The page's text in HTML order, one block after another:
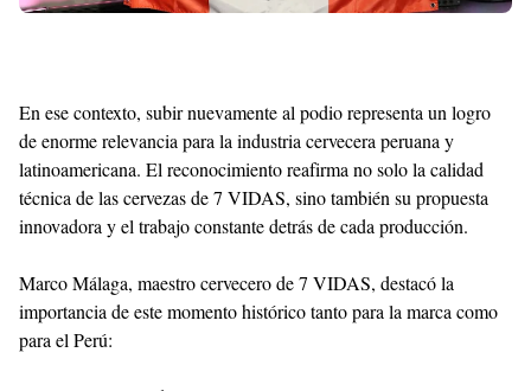
En ese contexto, subir nuevamente al podio representa un logro
de enorme relevancia para la industria cervecera peruana y
latinoamericana. El reconocimiento reafirma no solo la calidad
técnica de las cervezas de 7 VIDAS, sino también su propuesta
innovadora y el trabajo constante detrás de cada producción.
Marco Málaga, maestro cervecero de 7 VIDAS, destacó la
importancia de este momento histórico tanto para la marca como
para el Perú: